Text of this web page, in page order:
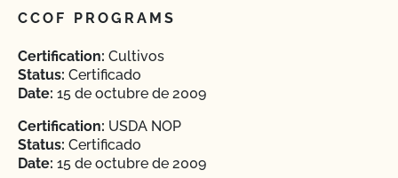
CCOF PROGRAMS
Certification: Cultivos
Status: Certificado
Date: 15 de octubre de 2009
Certification: USDA NOP
Status: Certificado
Date: 15 de octubre de 2009